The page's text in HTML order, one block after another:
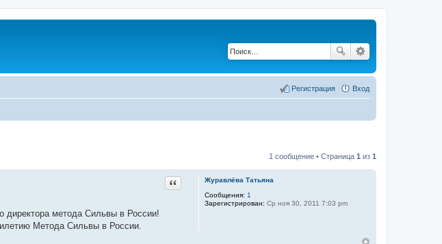
Вход
Регистрация
1 сообщение • Страница 1 из 1
Журавлёва Татьяна
Сообщения: 1
Зарегистрирован: Ср ноя 30, 2011 7:03 pm
Цитата
директора метода Сильвы в России!
Метода Сильвы в России.